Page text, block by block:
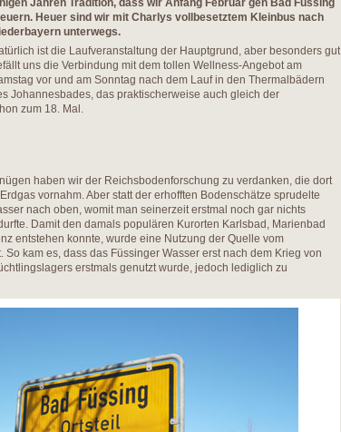
Jahren Tradition, dass wir Anfang Februar gen Bad Füssing
Heuer sind wir mit Charlys vollbesetztem Kleinbus nach
unterwegs.
ist die Laufveranstaltung der Hauptgrund, aber besonders gut
uns die Verbindung mit dem tollen Wellness-Angebot am
vor und am Sonntag nach dem Lauf in den Thermalbädern
Johannesbades, das praktischerweise auch gleich der
zum 18. Mal.
haben wir der Reichsbodenforschung zu verdanken, die dort
vornahm. Aber statt der erhofften Bodenschätze sprudelte
nach oben, womit man seinerzeit erstmal noch gar nichts
Damit den damals populären Kurorten Karlsbad, Marienbad
entstehen konnte, wurde eine Nutzung der Quelle vom
So kam es, dass das Füssinger Wasser erst nach dem Krieg von
erstmals genutzt wurde, jedoch lediglich zu